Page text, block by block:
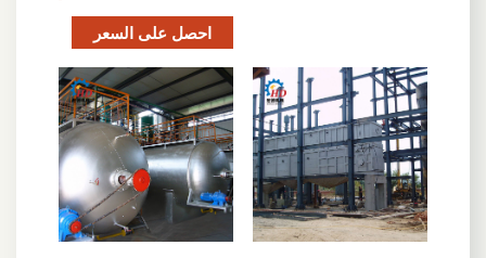
احصل على السعر